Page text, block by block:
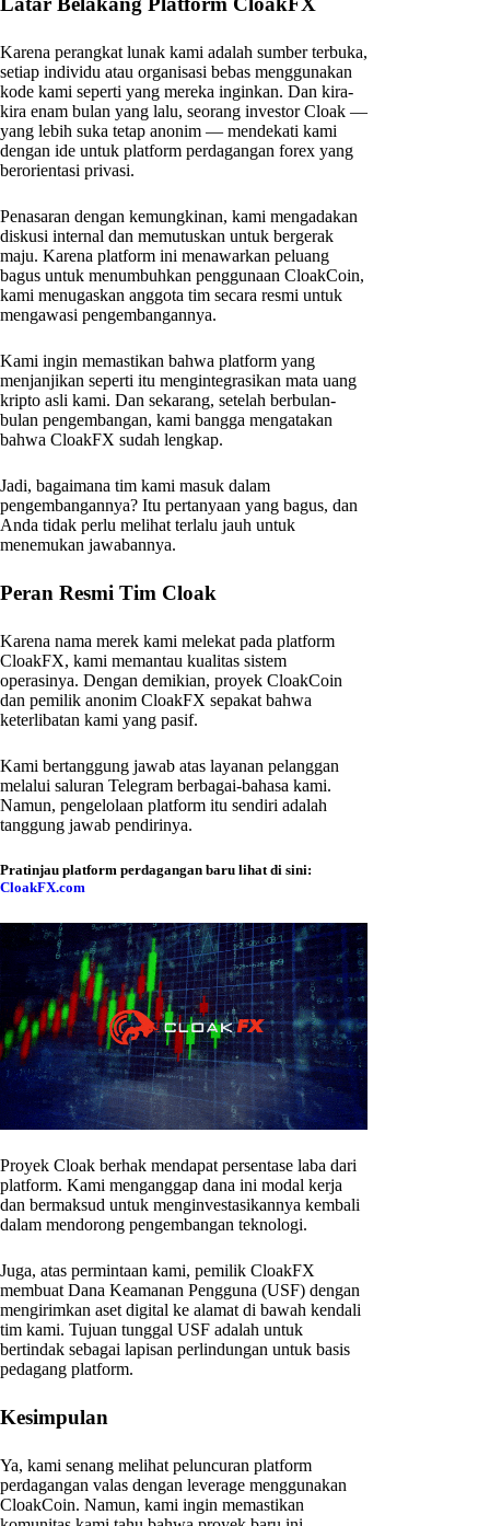
Karena perangkat lunak kami adalah sumber terbuka,
setiap individu atau organisasi bebas menggunakan
kode kami seperti yang mereka inginkan. Dan kira-
kira enam bulan yang lalu, seorang investor Cloak —
yang lebih suka tetap anonim — mendekati kami
dengan ide untuk platform perdagangan forex yang
berorientasi privasi.
Penasaran dengan kemungkinan, kami mengadakan
diskusi internal dan memutuskan untuk bergerak
maju. Karena platform ini menawarkan peluang
bagus untuk menumbuhkan penggunaan CloakCoin,
kami menugaskan anggota tim secara resmi untuk
mengawasi pengembangannya.
Kami ingin memastikan bahwa platform yang
menjanjikan seperti itu mengintegrasikan mata uang
kripto asli kami. Dan sekarang, setelah berbulan-
bulan pengembangan, kami bangga mengatakan
bahwa CloakFX sudah lengkap.
Jadi, bagaimana tim kami masuk dalam
pengembangannya? Itu pertanyaan yang bagus, dan
Anda tidak perlu melihat terlalu jauh untuk
menemukan jawabannya.
Peran Resmi Tim Cloak
Karena nama merek kami melekat pada platform
CloakFX, kami memantau kualitas sistem
operasinya. Dengan demikian, proyek CloakCoin
dan pemilik anonim CloakFX sepakat bahwa
keterlibatan kami yang pasif.
Kami bertanggung jawab atas layanan pelanggan
melalui saluran Telegram berbagai-bahasa kami.
Namun, pengelolaan platform itu sendiri adalah
tanggung jawab pendirinya.
Pratinjau platform perdagangan baru lihat di sini:
CloakFX.com
Proyek Cloak berhak mendapat persentase laba dari
platform. Kami menganggap dana ini modal kerja
dan bermaksud untuk menginvestasikannya kembali
dalam mendorong pengembangan teknologi.
Juga, atas permintaan kami, pemilik CloakFX
membuat Dana Keamanan Pengguna (USF) dengan
mengirimkan aset digital ke alamat di bawah kendali
tim kami. Tujuan tunggal USF adalah untuk
bertindak sebagai lapisan perlindungan untuk basis
pedagang platform.
Kesimpulan
Ya, kami senang melihat peluncuran platform
perdagangan valas dengan leverage menggunakan
CloakCoin. Namun, kami ingin memastikan